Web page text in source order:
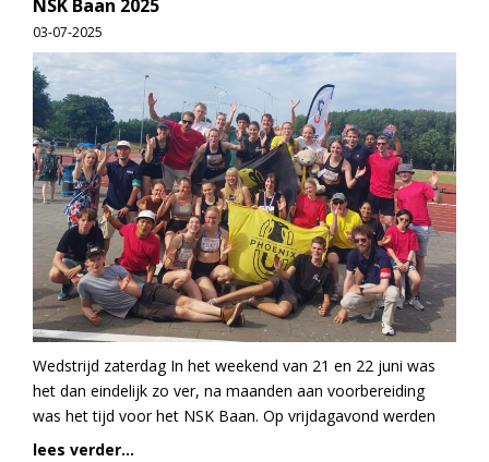
NSK Baan 2025
03-07-2025
Wedstrijd zaterdag In het weekend van 21 en 22 juni was
het dan eindelijk zo ver, na maanden aan voorbereiding
was het tijd voor het NSK Baan. Op vrijdagavond werden
lees verder...